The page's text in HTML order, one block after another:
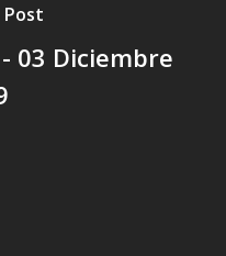
03 Diciembre